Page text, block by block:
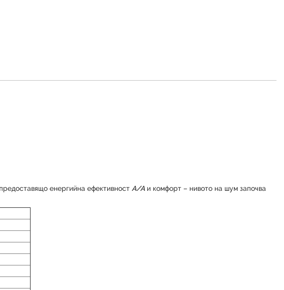
енергийна ефективност А/Аи комфорт – нивото на шум започва